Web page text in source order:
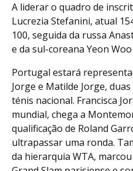
A liderar o quadro de
Lucrezia Stefanini, atual
100, seguida da russa
e da sul-coreana Yeon Woo
Portugal estará
Jorge e Matilde Jorge,
ténis nacional. Francisca
mundial, chega a
qualificação de Roland
ultrapassar uma ronda.
da hierarquia WTA,